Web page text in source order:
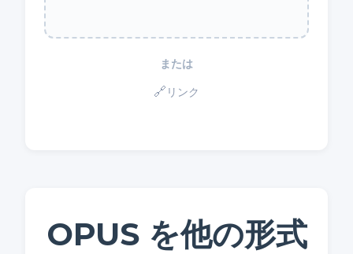
または
🔗 リンク
OPUS を他の形式